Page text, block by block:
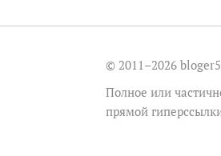
© 2011–2026
Полное или
прямой